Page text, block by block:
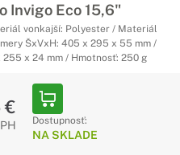
Invigo Eco 15,6"
vonkajší: Polyester / Materiál
ŠxVxH: 405 x 295 x 55 mm /
x 24 mm / Hmotnosť: 250 g
€
Dostupnosť:
NA SKLADE